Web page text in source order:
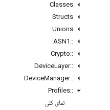
Classes
Structs
Unions
::
ASN1
::
Crypto
::
DeviceLayer
::
DeviceManager
::
Profiles
نمای کلی